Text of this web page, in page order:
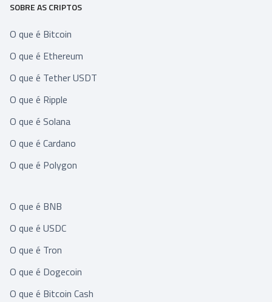
SOBRE AS CRIPTOS
O que é Bitcoin
O que é Ethereum
O que é Tether USDT
O que é Ripple
O que é Solana
O que é Cardano
O que é Polygon
O que é BNB
O que é USDC
O que é Tron
O que é Dogecoin
O que é Bitcoin Cash